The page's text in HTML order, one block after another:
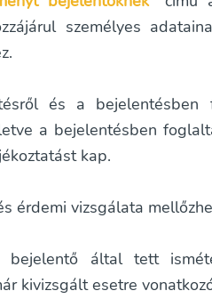
személyes
és a bejelentésben
a bejelentésben
kap.
érdemi vizsgálata
bejelentő által tett
kivizsgált esetre